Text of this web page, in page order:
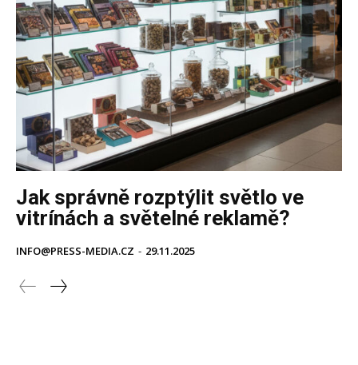
Jak správně rozptýlit světlo ve
vitrínách a světelné reklamě?
INFO@PRESS-MEDIA.CZ - 29.11.2025